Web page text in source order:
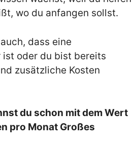
wo du anfangen sollst.
dass eine
oder du bist bereits
zusätzliche Kosten
du schon mit dem Wert
pro Monat Großes